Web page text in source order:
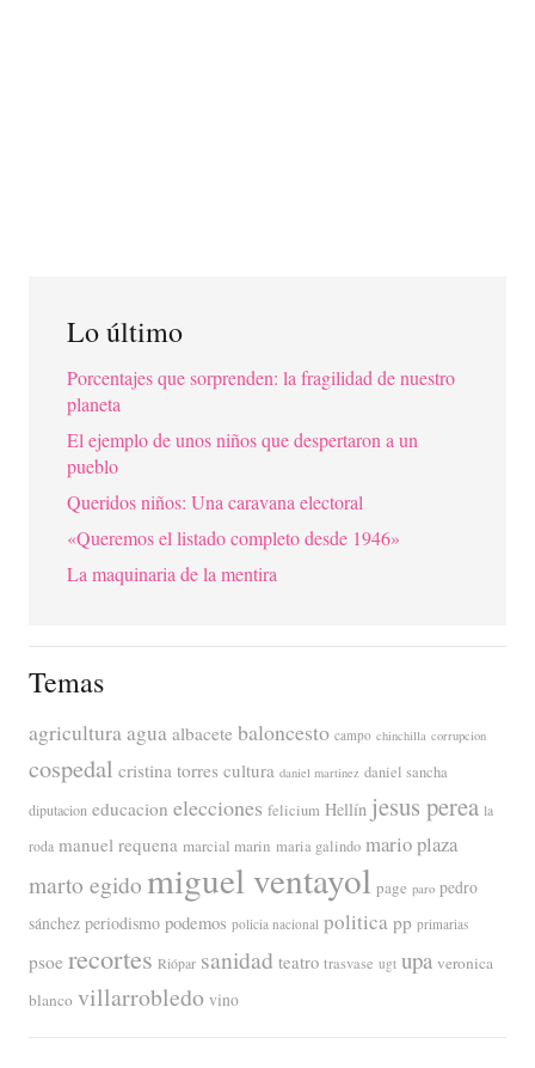
Lo último
Porcentajes que sorprenden: la fragilidad de nuestro
planeta
El ejemplo de unos niños que despertaron a un
pueblo
Queridos niños: Una caravana electoral
«Queremos el listado completo desde 1946»
La maquinaria de la mentira
Temas
agriculturaagua albacete baloncesto campo chinchilla corrupcion
cospedal cristina torres cultura daniel martinez daniel sancha
diputacion educacion elecciones felicium Hellín jesus perea la
roda manuel requena marcial marin maria galindo mario plaza
marto egidomiguel ventayol page paro pedro
sánchez periodismo podemos policia nacional politica pp primarias
psoe recortes Riópar sanidad teatro trasvase ugt upa veronica
blanco villarrobledo vino